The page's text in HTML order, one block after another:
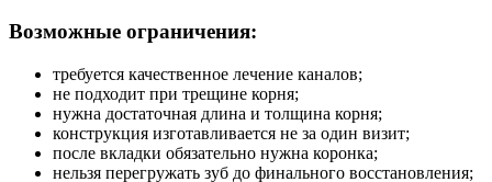
Возможные ограничения:
требуется качественное лечение каналов;
не подходит при трещине корня;
нужна достаточная длина и толщина корня;
конструкция изготавливается не за один визит;
после вкладки обязательно нужна коронка;
нельзя перегружать зуб до финального восстановления;